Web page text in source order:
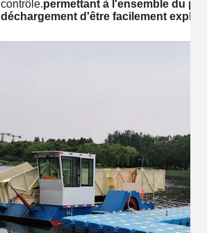
contrôle.permettant à l'ensemble du
déchargement d'être facilement